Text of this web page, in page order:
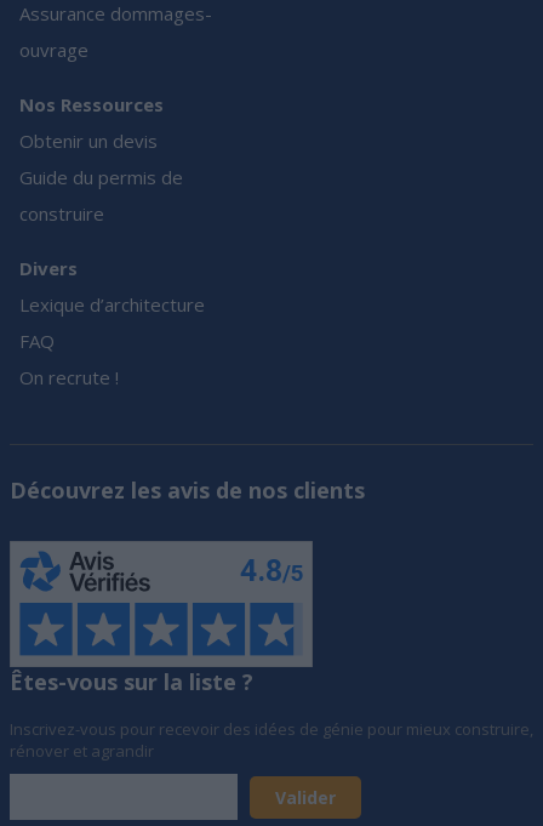
Assurance dommages-
ouvrage
Nos Ressources
Obtenir un devis
Guide du permis de
construire
Divers
Lexique d’architecture
FAQ
On recrute !
Découvrez les avis de nos clients
Êtes-vous sur la liste ?
Inscrivez-vous pour recevoir des idées de génie pour mieux construire,
rénover et agrandir